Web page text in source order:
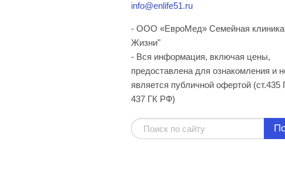
info@enlife51.ru
- ООО «ЕвроМед» Семейная клиника
Жизни"
- Вся информация, включая цены,
предоставлена для ознакомления и
является публичной офертой (ст.435
437 ГК РФ)